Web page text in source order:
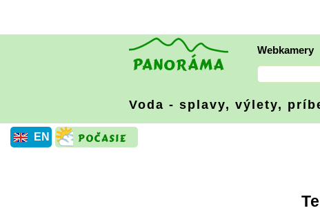
Webkamery
Voda - splavy, výlety,
EN